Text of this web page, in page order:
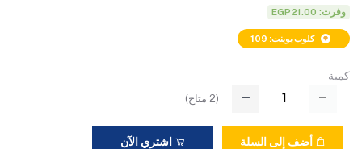
وفرت: EGP21.00
كلوب بوينت: 109
كمية
(
2 متاح)
أضف إلى السلة اشتري الآن